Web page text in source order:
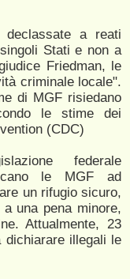
a reati
Stati e non a
Friedman, le
criminale locale".
di MGF risiedano
le stime dei
(CDC)
federale
le MGF ad
un rifugio sicuro,
una pena minore,
Attualmente, 23
dichiarare illegali le